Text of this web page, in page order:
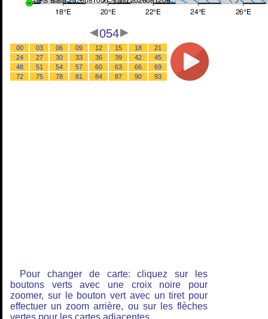
054
00 03 06 09 12 15 18
21
24
27 30 33 36 39 42
45
48
51 54 57 60 63 66
69
72
75 78 81 84 87 90 93
Pour changer de carte: cliquez sur les
boutons verts avec une croix noire pour
zoomer, sur le bouton vert avec un tiret pour
effectuer un zoom arrière, ou sur les flèches
vertes pour les cartes adjacentes.